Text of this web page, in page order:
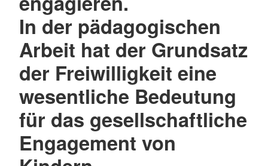
In der pädagogischen
Arbeit hat der Grundsatz
der Freiwilligkeit eine
wesentliche Bedeutung
für das gesellschaftliche
Engagement von